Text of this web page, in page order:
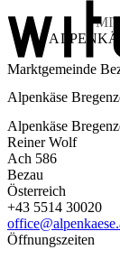
Blog
Über uns
Projekte
Mitglieder
Service
Kontakt
Marktgemeinde
Alpenkäse
Alpenkäse
Reiner Wolf
Ach 586
Bezau
Österreich
+43 5514 30020
Öffnungszeiten